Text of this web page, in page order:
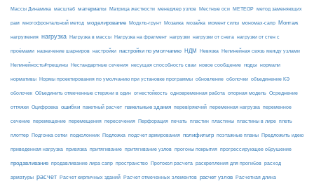
Массы Динамика масштаб материалы Матрица жесткости менеджер узлов Местные оси МЕТЕОР метод заменяющих
рам многофронтальный метод моделирование Модуль-грунт Мозаика мозайка момент силы мономах-сапр Монтаж
нагружения нагрузка Нагрузка в массы Нагрузка на фрагмент нагрузки нагрузки от снега нагрузки от стен с
проёмами назначение шарниров настройки настройки по умолчанию НДМ Невязка Нелинейная связь между узлами
Нелинейность#трещины Нестандартные сечения несущая способность сваи новое сообщение ноды нормали
нормативы Нормы проектирования по умолчанию при установке программы обновление оболочки объединение КЭ
оболочек Объединить отмеченные стержни в один огнестойкость одновременная работа опорная модель Осреднение
оттяжки Оцифровка ошибки пакетный расчет панельные здания перевіряючий переменная нагрузка переменное
сечение перемещение перемещения пересечения Перфорация печать пластин пластины пластины в лире плеть
плоттер Подгонка сетки подколонник Подложка подсчет армирования полифильтр поэтажные планы Предложить идею
приведенная нагрузка привязка притягивание притягивание узлов прогоны покрытия прогрессирующее обрушение
продавливание продавливание лира сапр пространство Протокол расчета раскрепления для прогибов расход
арматуры расчет Расчет кирпичных зданий Расчет отмеченных элементов расчет узлов Расчетная длина